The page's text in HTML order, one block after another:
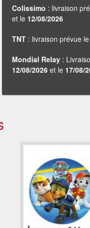
Colissimo : livraison
et le 12/08/2026
TNT : livraison prévue le
Mondial Relay :
12/08/2026 et le 17/08/